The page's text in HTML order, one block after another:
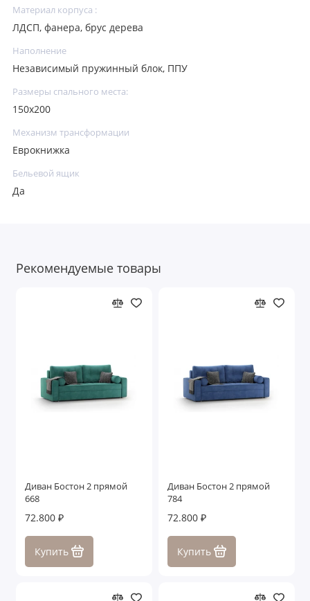
Материал корпуса :
ЛДСП, фанера, брус дерева
Наполнение
Независимый пружинный блок, ППУ
Размеры спального места:
150х200
Механизм трансформации
Еврокнижка
Бельевой ящик
Да
Рекомендуемые товары
Диван Бостон 2 прямой
668
72.800 ₽
Купить
Диван Бостон 2 прямой
784
72.800 ₽
Купить